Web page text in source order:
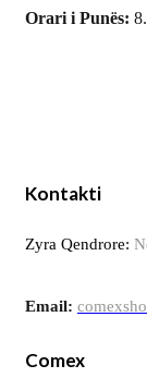
Orari i Punës:
Kontakti
Zyra Qendrore:
Email:
Comex